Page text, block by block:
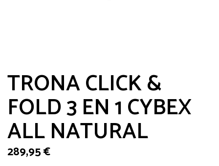
TRONA CLICK &
FOLD 3 EN 1 CYBEX
ALL NATURAL
289,95€